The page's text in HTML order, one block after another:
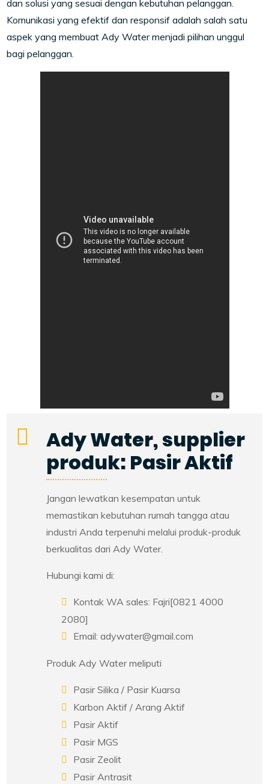
dan solusi yang sesuai dengan kebutuhan pelanggan.
Komunikasi yang efektif dan responsif adalah salah satu
aspek yang membuat Ady Water menjadi pilihan unggul
bagi pelanggan.
Ady Water, supplier
produk: Pasir Aktif
Jangan lewatkan kesempatan untuk
memastikan kebutuhan rumah tangga atau
industri Anda terpenuhi melalui produk-produk
berkualitas dari Ady Water.
Hubungi kami di:
Kontak WA sales: Fajri[0821 4000
2080]
Email: adywater@gmail.com
Produk Ady Water meliputi
Pasir Silika / Pasir Kuarsa
Karbon Aktif / Arang Aktif
Pasir Aktif
Pasir MGS
Pasir Zeolit
Pasir Antrasit